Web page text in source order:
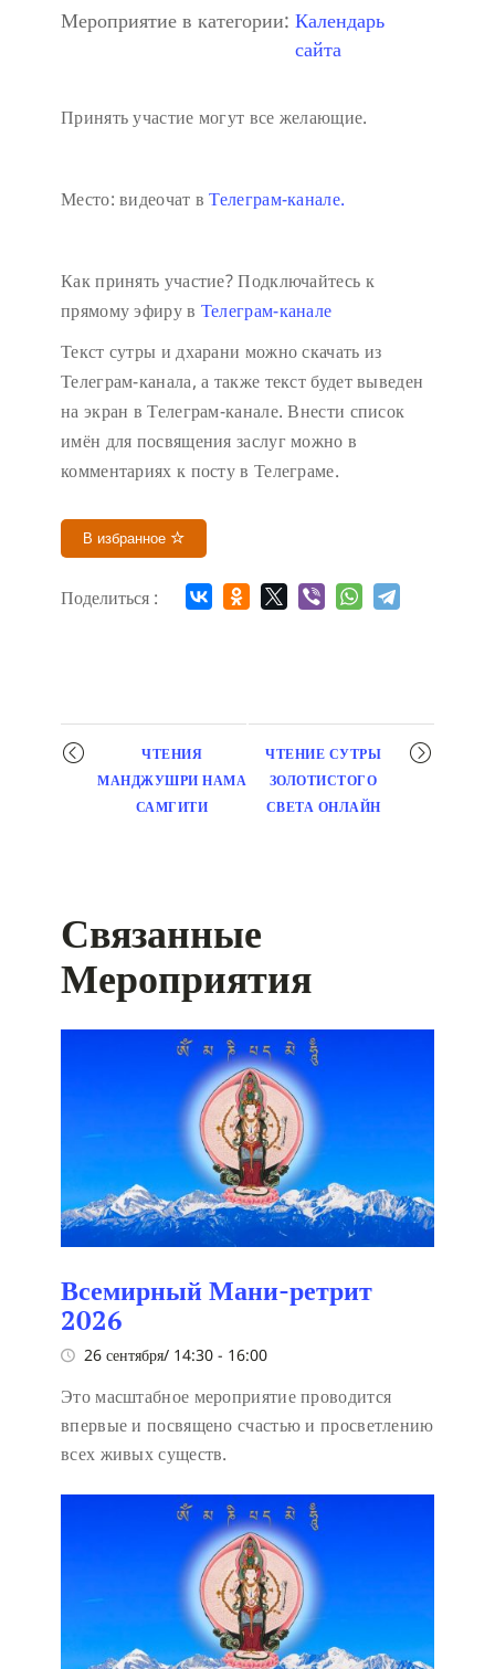
Мероприятие в категории: Календарь
сайта
Принять участие могут все желающие.
Место: видеочат вТелеграм-канале.
Как принять участие?Подключайтесь к
прямому эфиру в Телеграм-канале
Текст сутры и дхарани можно скачать из
Телеграм-канала, а также текст будет выведен
на экран в Телеграм-канале. Внести список
имён для посвящения заслуг можно в
комментариях к посту в Телеграме.
В избранное
Поделиться :
Мероприятие
навигация
ЧТЕНИЯ
МАНДЖУШРИ НАМА
САМГИТИ
ЧТЕНИЕ СУТРЫ
ЗОЛОТИСТОГО
СВЕТА ОНЛАЙН
Связанные
Мероприятия
Всемирный Мани-ретрит
2026
26 сентября/ 14:30 - 16:00
Это масштабное мероприятие проводится
впервые и посвящено счастью и просветлению
всех живых существ.